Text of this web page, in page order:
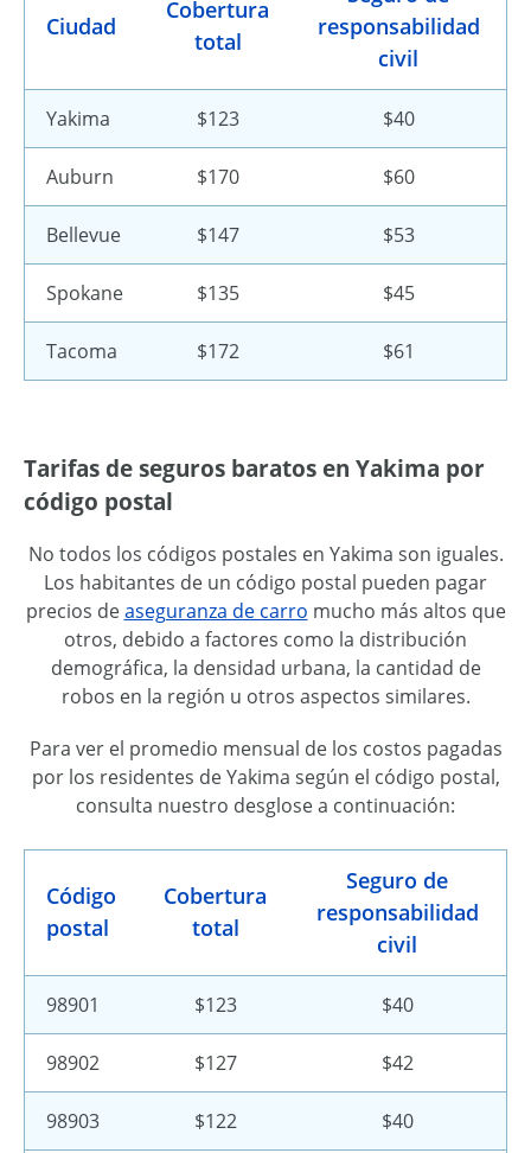
Ciudad
Cobertura
total
responsabilidad
civil
Yakima $123 $40
Auburn $170 $60
Bellevue $147 $53
Spokane $135 $45
Tacoma $172 $61
Tarifas de seguros baratos en Yakima por
código postal
No todos los códigos postales en Yakima son iguales.
Los habitantes de un código postal pueden pagar
precios deaseguranza de carro mucho más altos que
otros, debido a factores como la distribución
demográfica, la densidad urbana, la cantidad de
robos en la región u otros aspectos similares.
Para ver el promedio mensual de los costos pagadas
por los residentes de Yakima según el código postal,
consulta nuestro desglose a continuación:
Código
postal
Cobertura
total
Seguro de
responsabilidad
civil
98901 $123 $40
98902 $127 $42
98903 $122 $40